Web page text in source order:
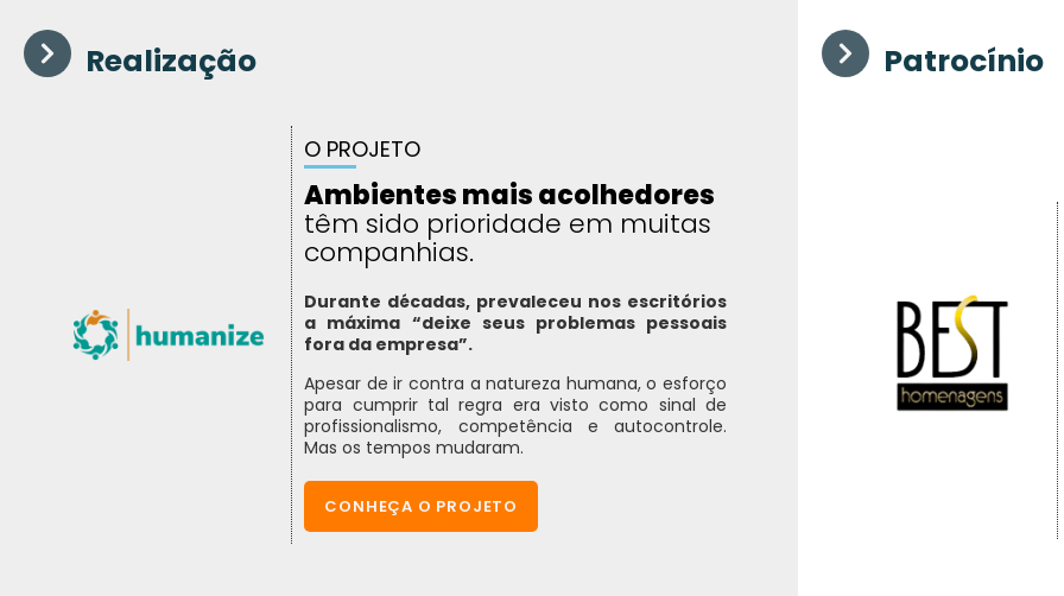
Realização
O PROJETO
Ambientes mais acolhedores
têm sido prioridade em muitas
companhias.
Durante décadas, prevaleceu nos escritórios
a máxima “deixe seus problemas pessoais
fora da empresa”.
Apesar de ir contra a natureza humana, o esforço
para cumprir tal regra era visto como sinal de
profissionalismo, competência e autocontrole.
Mas os tempos mudaram.
CONHEÇA O PROJETO
Patrocínio